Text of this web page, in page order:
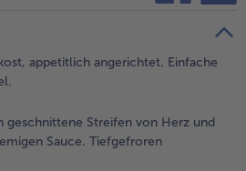
appetitlich angerichtet. Einfache
geschnittene Streifen von Herz und
Sauce. Tiefgefroren